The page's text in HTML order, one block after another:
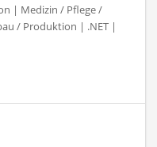
| Medizin / Pflege /
/ Produktion | .NET |